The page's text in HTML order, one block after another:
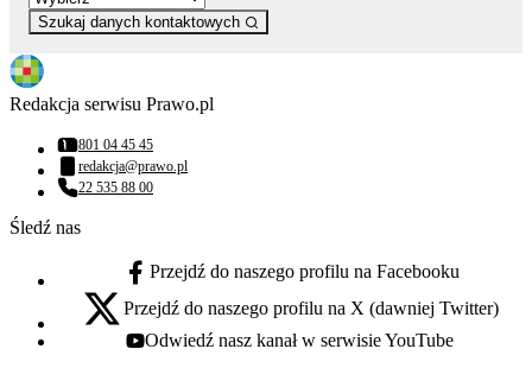
Szukaj danych kontaktowych
Redakcja serwisu Prawo.pl
Numer telefonu:
801 04 45 45
Adres email:
redakcja@prawo.pl
Numer telefonu:
22 535 88 00
Śledź nas
facebook - otwiera się w nowej karcie
Przejdź do naszego profilu na Facebooku
x - otwiera się w nowej karcie
Przejdź do naszego profilu na X (dawniej Twitter)
youtube - otwiera się w nowej karcie
Odwiedź nasz kanał w serwisie YouTube